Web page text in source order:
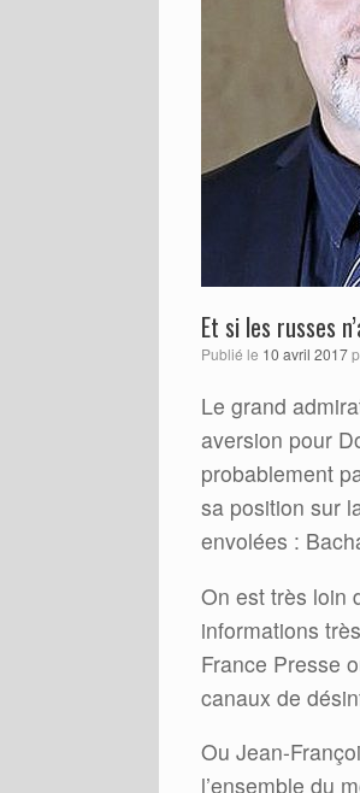
Et si les russes
Publié le 10 avril 2017
Le grand
aversion pour
probablement
sa position sur
envolées :
On est très loin
informations
France Presse
canaux de
Ou Jean-
l’ensemble du